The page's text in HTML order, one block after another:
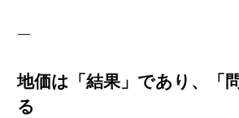
—
地価は「結果」であり、「
る